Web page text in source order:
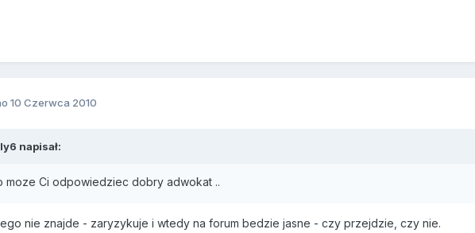
10 Czerwca 2010
napisał:
moze Ci odpowiedziec dobry adwokat ..
nie znajde - zaryzykuje i wtedy na forum bedzie jasne - czy przejdzie, czy nie.